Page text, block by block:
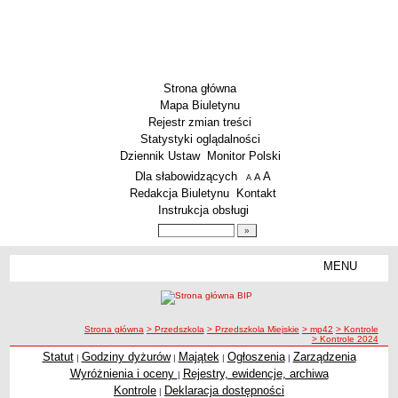
Strona główna
Mapa Biuletynu
Rejestr zmian treści
Statystyki oglądalności
Dziennik Ustaw
Monitor Polski
Menu dodatkowe
Dla słabowidzących A pomniejsz czcionkę
A standardowy rozmiar czcionki
A
Redakcja Biuletynu
Kontakt
Instrukcja obsługi
MENU
Zespoły Szkół
Techniczne Zakłady Naukowe
ścieżka nawigacji
Strona główna > Przedszkola > Przedszkola Miejskie > mp42 > Kontrole
> Kontrole 2024
Statut| Godziny dyżurów| Majątek | Ogłoszenia| Zarządzenia
Wyróżnienia i oceny | Rejestry, ewidencje, archiwa
Kontrole | Deklaracja dostępności